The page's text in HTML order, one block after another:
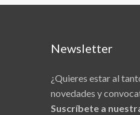
Newsletter
¿Quieres estar al
novedades y
Suscríbete a